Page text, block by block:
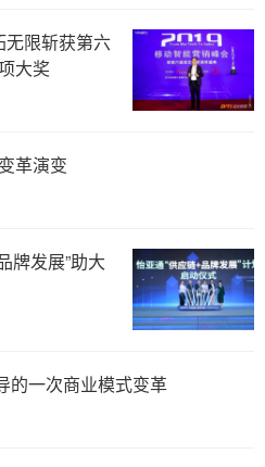
无限斩获第六
大奖
革演变
牌发展”助大
的一次商业模式变革